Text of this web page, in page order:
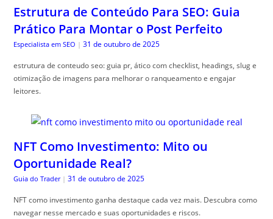
Estrutura de Conteúdo Para SEO: Guia
Prático Para Montar o Post Perfeito
Especialista em SEO | 31 de outubro de 2025
estrutura de conteudo seo: guia pr, ático com checklist, headings, slug e
otimização de imagens para melhorar o ranqueamento e engajar
leitores.
NFT Como Investimento: Mito ou
Oportunidade Real?
Guia do Trader | 31 de outubro de 2025
NFT como investimento ganha destaque cada vez mais. Descubra como
navegar nesse mercado e suas oportunidades e riscos.